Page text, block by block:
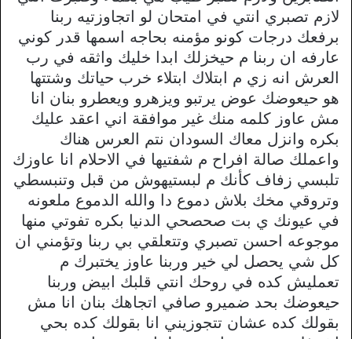
لازم تصبري انتي في امتحان لو اتجاوزتيه ربنا
برفعك درجات كونو مؤمنه بحاجه اسمها قدر كوني
عارفه ان ربنا م حيخزلك ابدا خليك واثقه في رب
العرش انه زي م ابتلاك ابتلاء خرب حياتك وشتتها
هو حيعوضك عوض يرتبو ويزهرو ويعطرو بنان انا
مش عاوز كلمه منك غير موافقة اني اعقد عليك
بكره وانزل معاك السودان نتم العرس هناك
واعملك صالة افراح م شفتيها في الاحلام انا عاوزك
تلبسي زفاف كأنك م لبستيهوش من قبل وتنبسطي
وتروقي مخك بلاش دموع دا والله الدموع ملعونه
في عيونك ي بت صحصحي الدنيا بكره تفوتي منها
موجوعه احسن تصبري وتتعلقي بي ربنا وتؤمني ان
كل شي يحصل لي خير وربنا عاوز يختبرك م
تعمليش كده في روحك انتي قلبك ابيض وربنا
حيعوضك بحد ضميرو صافي اتجاهك بنان انا مش
بقولك كده عشان تتجوزيني انا بقولك كده بحي